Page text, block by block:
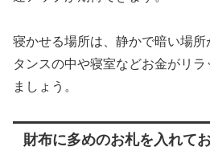
寝かせる場所は、静かで暗い場所
タンスの中や寝室などお金がリ
ましょう。
財布に多めのお札を入れて